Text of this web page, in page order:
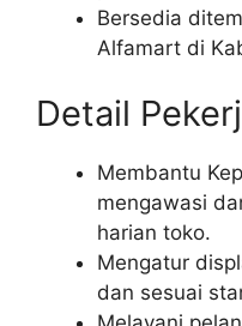
Bersedia
Alfamart di
Detail
Membantu
mengawasi
harian toko.
Mengatur
dan sesuai